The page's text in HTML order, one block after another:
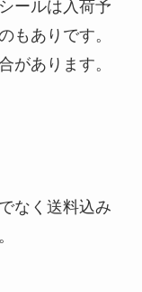
ールは入荷予
もありです。
があります。
なく送料込み